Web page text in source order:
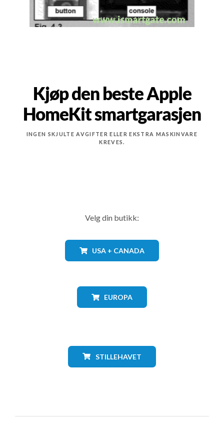
Kjøp den beste Apple
HomeKit smartgarasjen
INGEN SKJULTE AVGIFTER ELLER EKSTRA MASKINVARE
KREVES.
Velg din butikk:
USA + CANADA
EUROPA
STILLEHAVET